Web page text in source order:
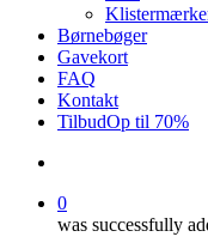
Børnebøger
Gavekort
FAQ
Kontakt
TilbudOp til 70%
0
was successfully